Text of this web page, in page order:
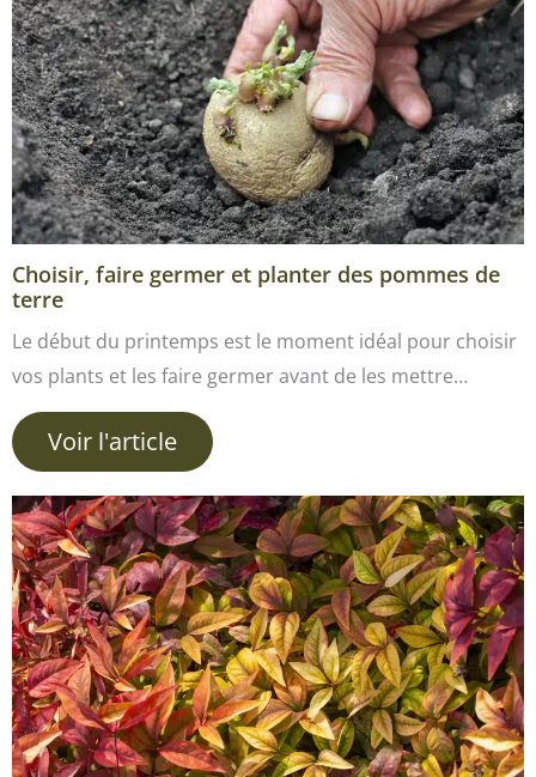
Choisir, faire germer et planter des pommes de
terre
Le début du printemps est le moment idéal pour choisir
vos plants et les faire germer avant de les mettre…
Voir l'article